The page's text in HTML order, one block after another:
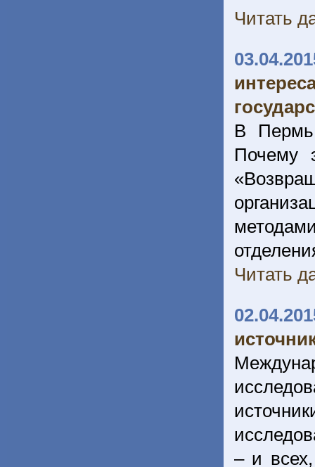
Читать
В Пермь
Почему
Читать
– и